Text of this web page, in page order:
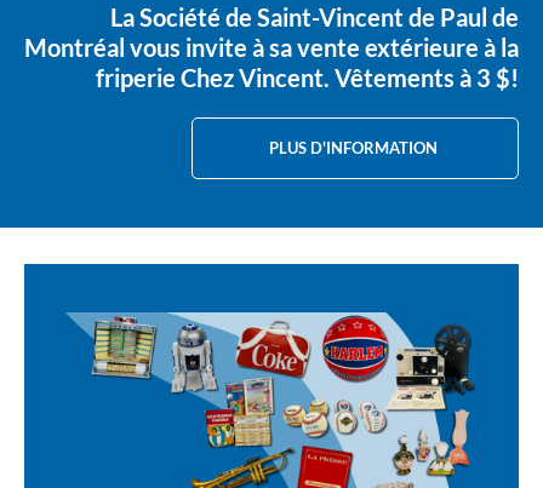
La Société de Saint-Vincent de Paul de
Montréal vous invite à sa vente extérieure à la
friperie Chez Vincent. Vêtements à 3 $!
PLUS D'INFORMATION